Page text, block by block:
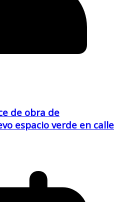
de obra de
espacio verde en calle